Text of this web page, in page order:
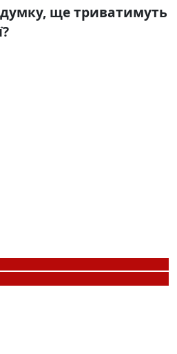
ще триватимуть